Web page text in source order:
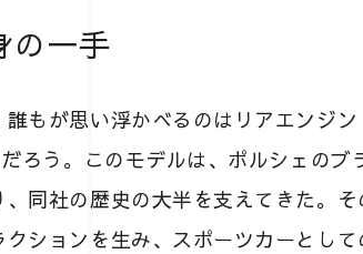
の一手
もが思い浮かべるのはリアエンジ
ろう。このモデルは、ポルシェのブ
同社の歴史の大半を支えてきた。
ションを生み、スポーツカーとし